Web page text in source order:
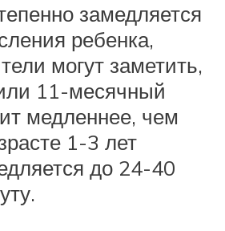
замедляется
ребенка,
могут заметить,
11-месячный
медленнее, чем
1-3 лет
до 24-40